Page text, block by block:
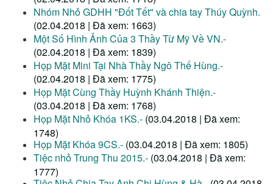
Nhóm Nhỏ GDHH "Đốt Tết" và chia tay Thúy Quỳnh.
(02.04.2018 | Đã xem: 1663)
Một Số Hình Ảnh Của 3 Thầy Từ Mỹ Về VN.-
(02.04.2018 | Đã xem: 1839)
Họp Mặt Mini Tại Nhà Thầy Ngô Thế Hùng.-
(02.04.2018 | Đã xem: 1775)
Họp Mặt Cùng Thầy Huỳnh Khánh Thiện.-
(03.04.2018 | Đã xem: 1768)
Họp Mặt Nhỏ Khóa 1KS.- (03.04.2018 | Đã xem:
1748)
Họp Mặt Khóa 9CS.- (03.04.2018 | Đã xem: 1805)
Tiệc nhỏ Trung Thu 2015.- (03.04.2018 | Đã xem:
1777)